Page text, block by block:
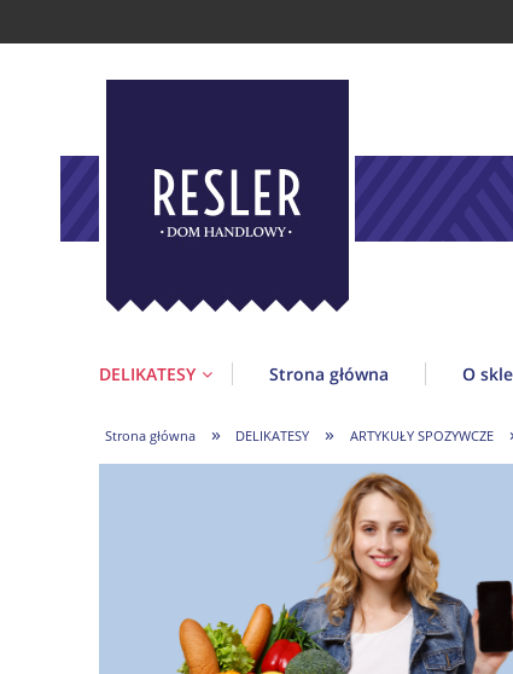
DELIKATESY Strona główna O
Strona główna » DELIKATESY » ARTYKUŁY SPOZYWCZE